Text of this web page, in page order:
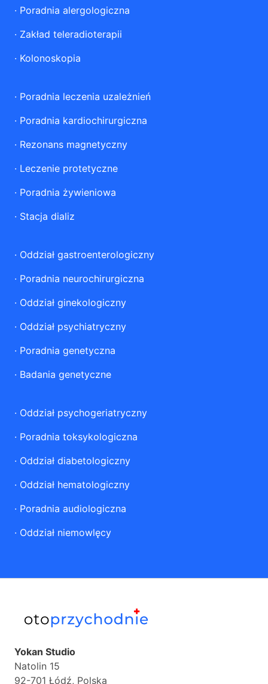
· Poradnia alergologiczna
· Zakład teleradioterapii
· Kolonoskopia
· Poradnia leczenia uzależnień
· Poradnia kardiochirurgiczna
· Rezonans magnetyczny
· Leczenie protetyczne
· Poradnia żywieniowa
· Stacja dializ
· Oddział gastroenterologiczny
· Poradnia neurochirurgiczna
· Oddział ginekologiczny
· Oddział psychiatryczny
· Poradnia genetyczna
· Badania genetyczne
· Oddział psychogeriatryczny
· Poradnia toksykologiczna
· Oddział diabetologiczny
· Oddział hematologiczny
· Poradnia audiologiczna
· Oddział niemowlęcy
Yokan Studio
Natolin 15
92-701 Łódź, Polska